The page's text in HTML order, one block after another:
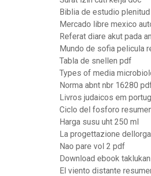
Biblia de estudio
Mercado libre mexico
Referat diare akut pada
Mundo de sofia pelicula
Tabla de snellen pdf
Types of media
Norma abnt nbr 16280
Livros judaicos em
Ciclo del fosforo
Harga susu uht 250 ml
La progettazione
Nao pare vol 2 pdf
Download ebook
El viento distante